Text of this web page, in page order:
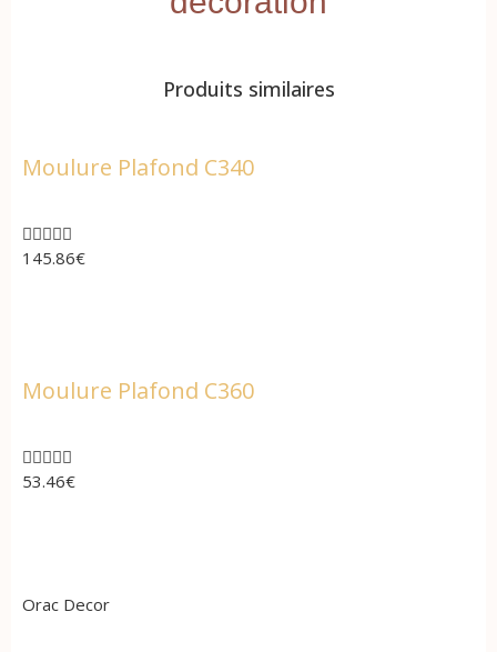
Produits similaires
Moulure Plafond C340

145.86€
Moulure Plafond C360

53.46€
Orac Decor